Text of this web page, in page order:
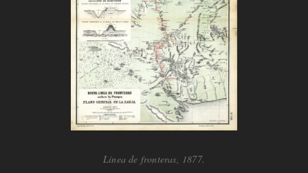
Línea de fronteras, 1877.